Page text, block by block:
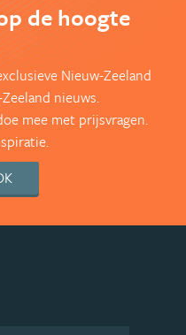
de hoogte
Nieuw-Zeeland
nieuws.
mee met prijsvragen.